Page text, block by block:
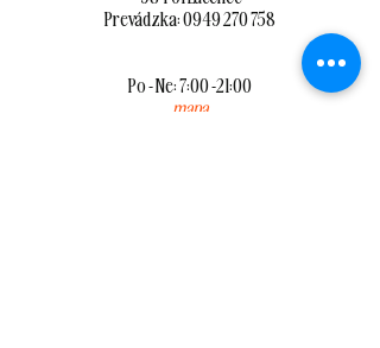
Prevádzka: 0949 270 758
Po - Ne: 7:00 -21:00
mapa